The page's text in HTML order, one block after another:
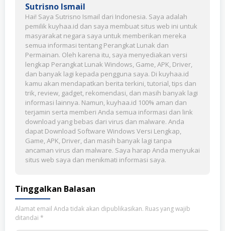
Sutrisno Ismail
Hai! Saya Sutrisno Ismail dari Indonesia. Saya adalah
pemilik kuyhaa.id dan saya membuat situs web ini untuk
masyarakat negara saya untuk memberikan mereka
semua informasi tentang Perangkat Lunak dan
Permainan. Oleh karena itu, saya menyediakan versi
lengkap Perangkat Lunak Windows, Game, APK, Driver,
dan banyak lagi kepada pengguna saya. Di kuyhaa.id
kamu akan mendapatkan berita terkini, tutorial, tips dan
trik, review, gadget, rekomendasi, dan masih banyak lagi
informasi lainnya. Namun, kuyhaa.id 100% aman dan
terjamin serta memberi Anda semua informasi dan link
download yang bebas dari virus dan malware. Anda
dapat Download Software Windows Versi Lengkap,
Game, APK, Driver, dan masih banyak lagi tanpa
ancaman virus dan malware. Saya harap Anda menyukai
situs web saya dan menikmati informasi saya.
Tinggalkan Balasan
Alamat email Anda tidak akan dipublikasikan. Ruas yang wajib
ditandai *